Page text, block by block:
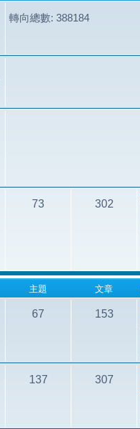
轉向總數: 388184
73 302
主題 文章
67 153
137 307